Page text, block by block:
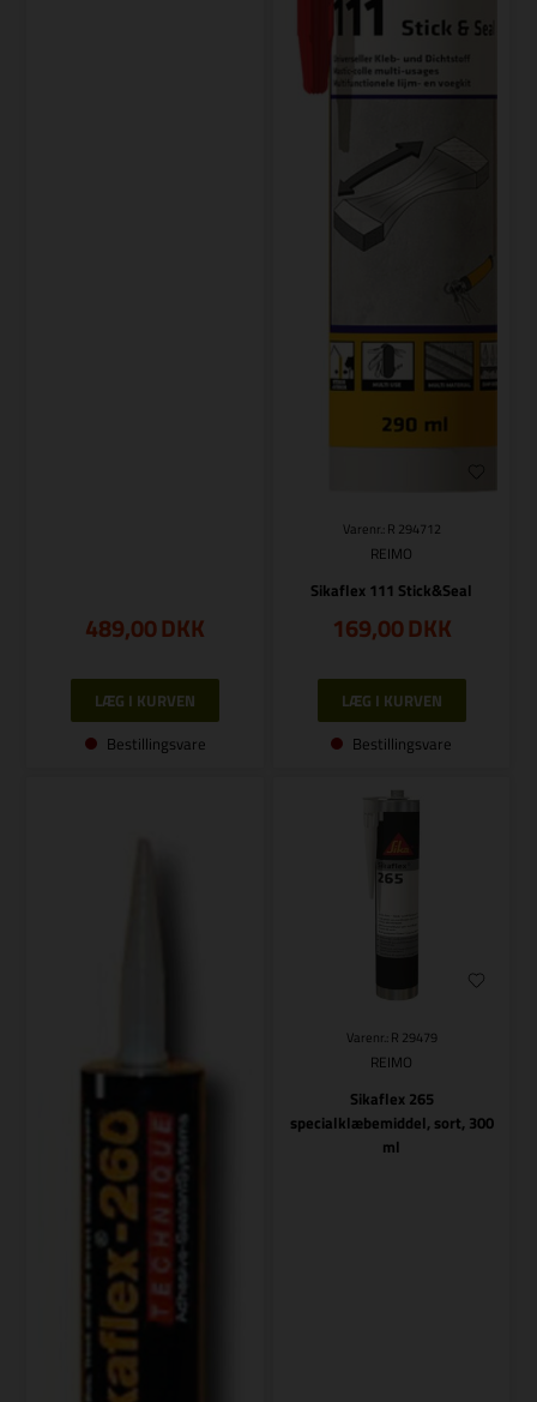
489,00DKK
Bestillingsvare
Varenr.: R 294712
REIMO
Sikaflex 111 Stick&Seal
169,00DKK
Bestillingsvare
Varenr.: R 29479
REIMO
Sikaflex 265
specialklæbemiddel, sort, 300
ml